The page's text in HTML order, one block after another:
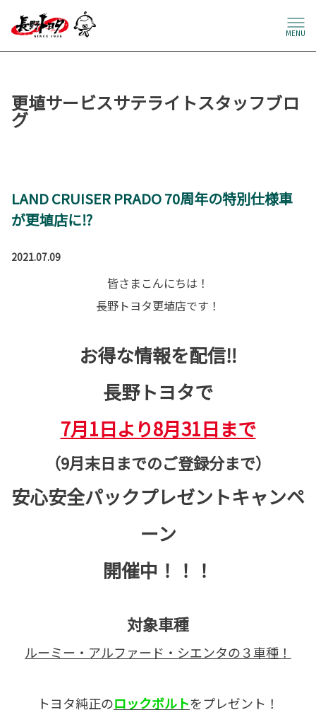
MENU
更埴サービスサテライトスタッフブロ
グ
LAND CRUISER PRADO 70周年の特別仕様車
が更埴店に⁉
2021.07.09
皆さまこんにちは！
長野トヨタ更埴店です！
お得な情報を配信‼
長野トヨタで
7月1日より8月31日まで
（9月末日までのご登録分まで）
安心安全パックプレゼントキャンペ
ーン
開催中！！！
対象車種
ルーミー・アルファード・シエンタの３車種！
トヨタ純正のロックボルトをプレゼント！